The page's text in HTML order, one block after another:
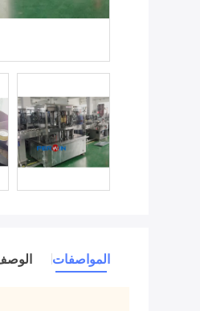
المواصفات